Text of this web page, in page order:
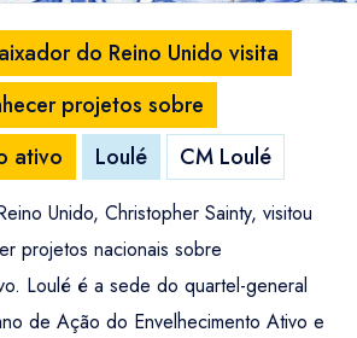
do Reino Unido visita
projetos sobre
ativo
Loulé CM Loulé
Unido, Christopher Sainty, visitou
projetos nacionais sobre
Loulé é a sede do quartel-general
de Ação do Envelhecimento Ativo e